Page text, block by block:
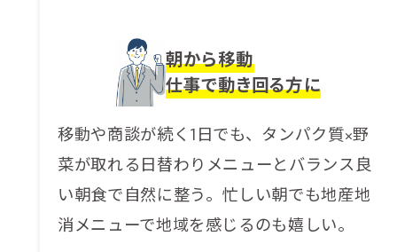
朝から移動
仕事で動き回る方に
移動や商談が続く1日でも、タンパク質×野
菜が取れる日替わりメニューとバランス良
い朝食で自然に整う。忙しい朝でも地産地
消メニューで地域を感じるのも嬉しい。